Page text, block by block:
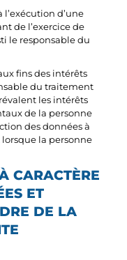
l’exécution d’une
de l’exercice de
le responsable du
fins des intérêts
du traitement
les intérêts
de la personne
des données à
la personne
CARACTÈRE
ET
DE LA